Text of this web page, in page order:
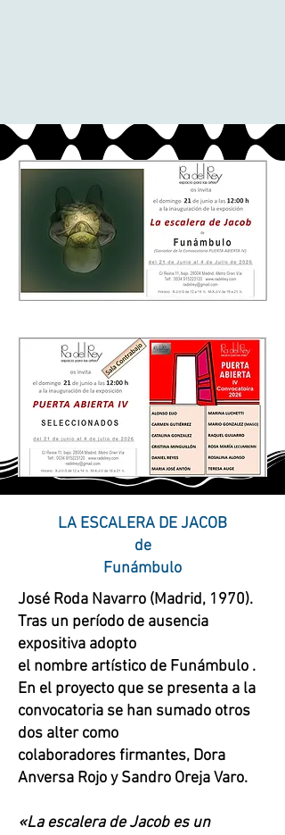
LA ESCALERA DE JACOB
de
Funámbulo
José Roda Navarro (Madrid, 1970).
Tras un período de ausencia
expositiva adopto
el nombre artístico de Funámbulo .
En el proyecto que se presenta a la
convocatoria se han sumado otros
dos alter como
colaboradores firmantes, Dora
Anversa Rojo y Sandro Oreja Varo.
«La escalera de Jacob es un